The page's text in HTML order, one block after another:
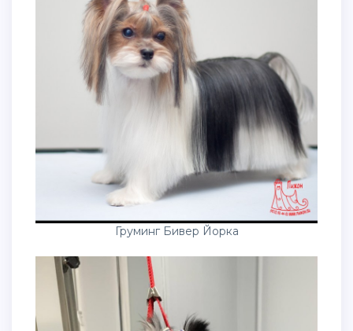
Груминг Бивер Йорка